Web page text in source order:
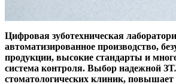
Цифровая зуботехническая
автоматизированное производство,
продукции, высокие стандарты и
система контроля. Выбор надежной
стоматологических клиник,